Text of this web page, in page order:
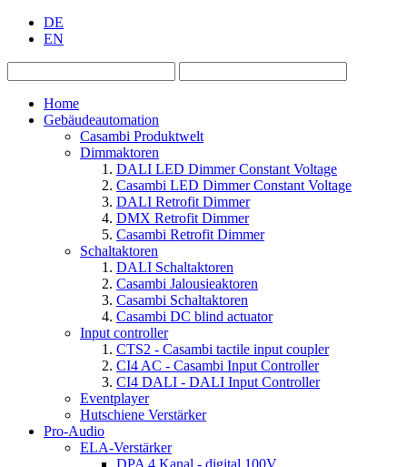
DE
EN
Home
Gebäudeautomation
Casambi Produktwelt
Dimmaktoren
DALI LED Dimmer Constant Voltage
Casambi LED Dimmer Constant Voltage
DALI Retrofit Dimmer
DMX Retrofit Dimmer
Casambi Retrofit Dimmer
Schaltaktoren
DALI Schaltaktoren
Casambi Jalousieaktoren
Casambi Schaltaktoren
Casambi DC blind actuator
Input controller
CTS2 - Casambi tactile input coupler
CI4 AC - Casambi Input Controller
CI4 DALI - DALI Input Controller
Eventplayer
Hutschiene Verstärker
Pro-Audio
ELA-Verstärker
DPA 4 Kanal - digital 100V